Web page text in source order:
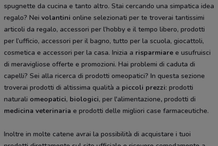
spugnette da cucina e tanto altro. Stai cercando una simpatica idea
regalo? Nei volantini online selezionati per te troverai tantissimi
articoli da regalo, accessori per l’hobby e il tempo libero, prodotti
per l’ufficio, accessori per il bagno, tutto per la scuola, giocattoli,
cosmetica e accessori per la casa. Inizia a risparmiare e usufruisci
di meravigliose offerte e promozioni. Hai problemi di caduta di
capelli? Sei alla ricerca di prodotti omeopatici? In questa sezione
troverai prodotti di altissima qualità a piccoli prezzi: prodotti
naturali omeopatici, biologici, per l'alimentazione, prodotti di
medicina veterinaria e prodotti delle migliori case farmaceutiche.
Inoltre in molte catene avrai la possibilità di acquistare i tuoi